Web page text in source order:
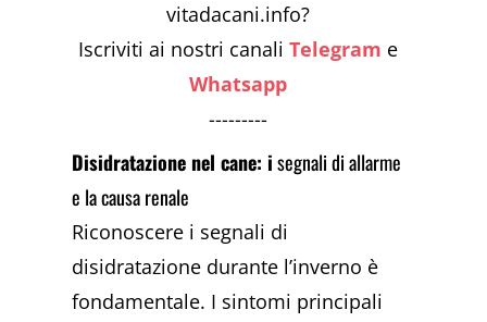
vitadacani.info?
Iscriviti ai nostri canaliTelegram e
Whatsapp
---------
Disidratazione nel cane: isegnali di allarme
e la causa renale
Riconoscere i segnali di
disidratazione durante l’inverno è
fondamentale. I sintomi principali